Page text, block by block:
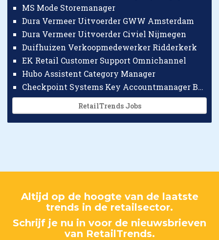
MS Mode Storemanager
Dura Vermeer Uitvoerder GWW Amsterdam
Dura Vermeer Uitvoerder Civiel Nijmegen
Duifhuizen Verkoopmedewerker Ridderkerk
EK Retail Customer Support Omnichannel
Hubo Assistent Category Manager
Checkpoint Systems Key Accountmanager Benelux
RetailTrends Jobs
Altijd op de hoogte van de laatste
trends in de retailsector.
Schrijf je nu in voor de nieuwsbrieven
van RetailTrends.